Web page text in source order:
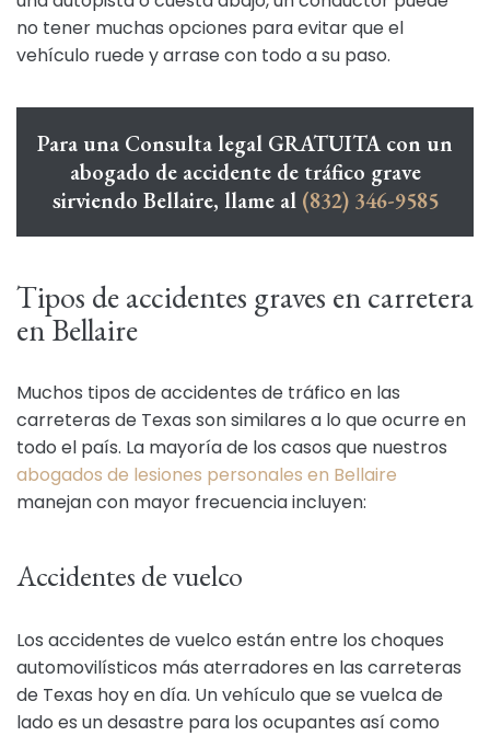
no tener muchas opciones para evitar que el
vehículo ruede y arrase con todo a su paso.
Para una Consulta legal GRATUITA con un
abogado de accidente de tráfico grave
sirviendo Bellaire, llame al (832) 346-9585
Tipos de accidentes graves en carretera
en Bellaire
Muchos tipos de accidentes de tráfico en las
carreteras de Texas son similares a lo que ocurre en
todo el país. La mayoría de los casos que nuestros
abogados de lesiones personales en Bellaire
manejan con mayor frecuencia incluyen:
Accidentes de vuelco
Los accidentes de vuelco están entre los choques
automovilísticos más aterradores en las carreteras
de Texas hoy en día. Un vehículo que se vuelca de
lado es un desastre para los ocupantes así como